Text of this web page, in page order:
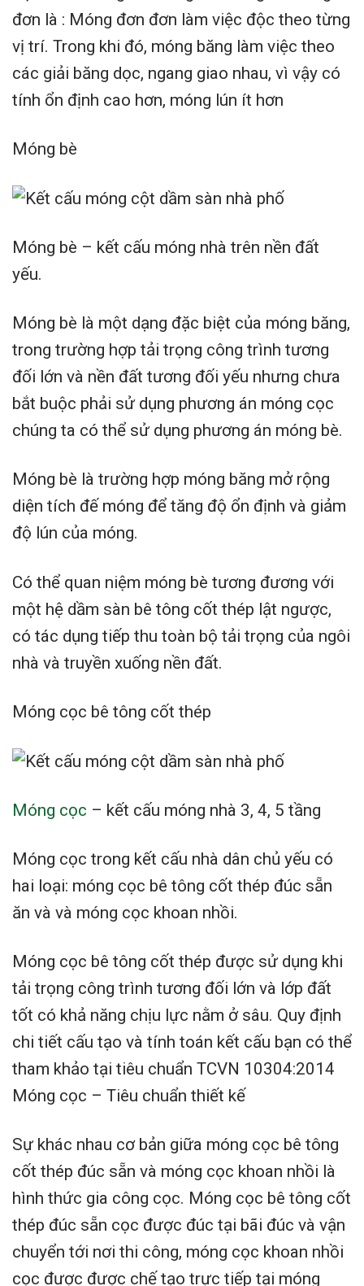
đơn là : Móng đơn đơn làm việc độc theo từng
vị trí. Trong khi đó, móng băng làm việc theo
các giải băng dọc, ngang giao nhau, vì vậy có
tính ổn định cao hơn, móng lún ít hơn
Móng bè
Móng bè – kết cấu móng nhà trên nền đất
yếu.
Móng bè là một dạng đặc biệt của móng băng,
trong trường hợp tải trọng công trình tương
đối lớn và nền đất tương đối yếu nhưng chưa
bắt buộc phải sử dụng phương án móng cọc
chúng ta có thể sử dụng phương án móng bè.
Móng bè là trường hợp móng băng mở rộng
diện tích đế móng để tăng độ ổn định và giảm
độ lún của móng.
Có thể quan niệm móng bè tương đương với
một hệ dầm sàn bê tông cốt thép lật ngược,
có tác dụng tiếp thu toàn bộ tải trọng của ngôi
nhà và truyền xuống nền đất.
Móng cọc bê tông cốt thép
Móng cọc – kết cấu móng nhà 3, 4, 5 tầng
Móng cọc trong kết cấu nhà dân chủ yếu có
hai loại: móng cọc bê tông cốt thép đúc sẵn
ăn và và móng cọc khoan nhồi.
Móng cọc bê tông cốt thép được sử dụng khi
tải trọng công trình tương đối lớn và lớp đất
tốt có khả năng chịu lực nằm ở sâu. Quy định
chi tiết cấu tạo và tính toán kết cấu bạn có thể
tham khảo tại tiêu chuẩn TCVN 10304:2014
Móng cọc – Tiêu chuẩn thiết kế
Sự khác nhau cơ bản giữa móng cọc bê tông
cốt thép đúc sẵn và móng cọc khoan nhồi là
hình thức gia công cọc. Móng cọc bê tông cốt
thép đúc sẵn cọc được đúc tại bãi đúc và vận
chuyển tới nơi thi công, móng cọc khoan nhồi
cọc được được chế tạo trực tiếp tại móng